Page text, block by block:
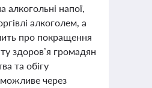
алкогольні напої,
алкоголем, а
про покращення
здоров’я громадян
та обігу
через